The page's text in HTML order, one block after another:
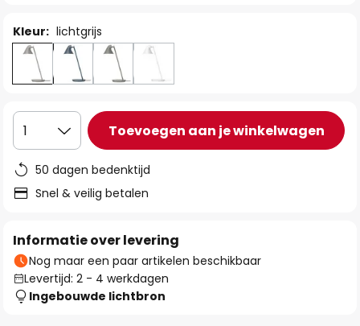
Kleur: lichtgrijs
1 Toevoegen aan je winkelwagen
50 dagen bedenktijd
Snel & veilig betalen
Informatie over levering
Nog maar een paar artikelen beschikbaar
Levertijd: 2 - 4 werkdagen
Ingebouwde lichtbron